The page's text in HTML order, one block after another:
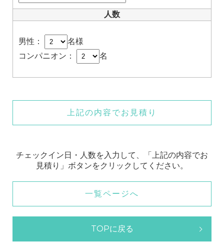
人数
男性：
名様
コンパニオン：
名
上記の内容でお見積り
チェックイン日・人数を入力して、「上記の内容でお
見積り」ボタンをクリックしてください。
一覧ページへ
TOPに戻る